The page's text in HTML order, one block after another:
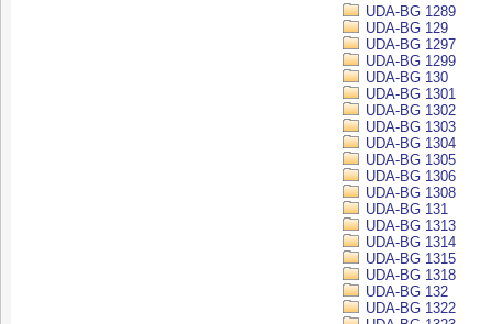
UDA-BG 1289
UDA-BG 129
UDA-BG 1297
UDA-BG 1299
UDA-BG 130
UDA-BG 1301
UDA-BG 1302
UDA-BG 1303
UDA-BG 1304
UDA-BG 1305
UDA-BG 1306
UDA-BG 1308
UDA-BG 131
UDA-BG 1313
UDA-BG 1314
UDA-BG 1315
UDA-BG 1318
UDA-BG 132
UDA-BG 1322